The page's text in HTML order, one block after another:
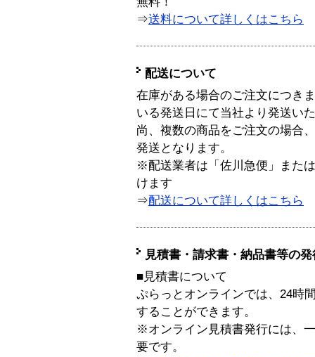
⇒送料について詳しくはこちら
配送について
在庫がある場合のご注文につき
いる発送日にて当社より発送い
尚、複数の商品をご注文の場合
発送となります。
※配送業者は「佐川急便」また
けます
⇒配送について詳しくはこちら
見積書・請求書・納品書等の
■見積書について
ぷらっとオンラインでは、24時
することができます。
※オンライン見積書発行には、
要です。